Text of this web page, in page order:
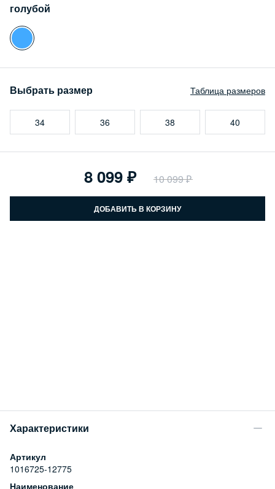
голубой
Выбрать размер Таблица размеров
34 36 38 40
ДОБАВИТЬ В КОРЗИНУ
8 099 10 099
Характеристики
Артикул
1016725-12775
Наименование